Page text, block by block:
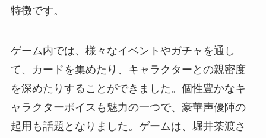
特徴です。
ゲーム内では、様々なイベントやガチャを通し
て、カードを集めたり、キャラクターとの親密度
を深めたりすることができました。個性豊かなキ
ャラクターボイスも魅力の一つで、豪華声優陣の
起用も話題となりました。ゲームは、堀井茶渡さ